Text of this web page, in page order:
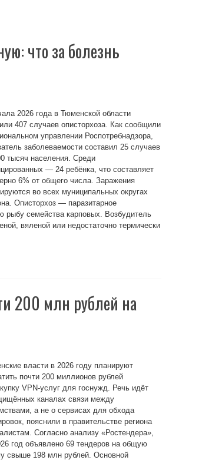
что за болезнь
2026 года в Тюменской области
407 случаев описторхоза. Как сообщили
управлении Роспотребнадзора,
заболеваемости составил 25 случаев
тысяч населения. Среди
— 24 ребёнка, что составляет
6% от общего числа. Заражения
во всех муниципальных округах
Описторхоз — паразитарное
рыбу семейства карповых. Возбудитель
вяленой или недостаточно термически
200 млн рублей на
власти в 2026 году планируют
почти 200 миллионов рублей
VPN-услуг для госнужд. Речь идёт
каналах связи между
а не о сервисах для обхода
пояснили в правительстве региона
Согласно анализу «Ростендера»,
год объявлено 69 тендеров на общую
свыше 198 млн рублей. Основной